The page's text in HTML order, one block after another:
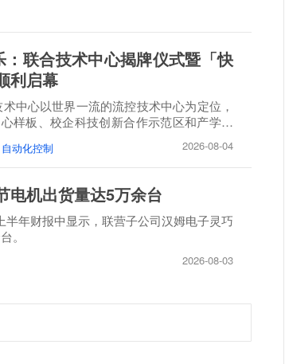
联合技术中心揭牌仪式暨「快
利启幕
中心以世界一流的流控技术中心为定位，
样板、校企科技创新合作示范区和产学研
自动化控制 2026-08-04
电机出货量达5万余台
年财报中显示，联营子公司汉姆电子灵巧
。
2026-08-03